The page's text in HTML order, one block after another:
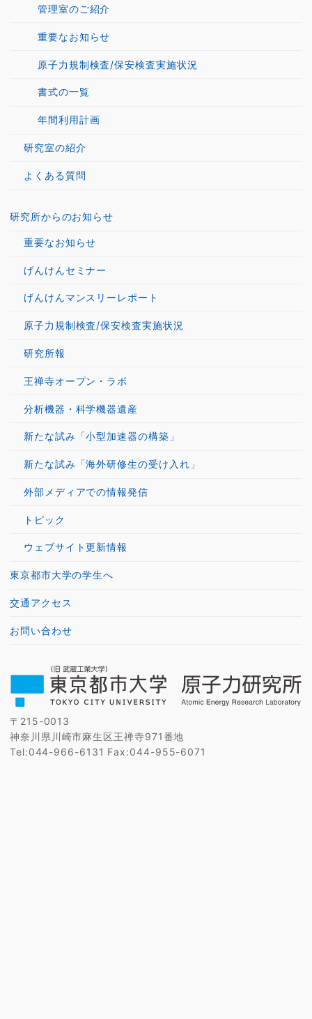
管理室のご紹介
重要なお知らせ
原子力規制検査/保安検査実施状況
書式の一覧
年間利用計画
研究室の紹介
よくある質問
研究所からのお知らせ
重要なお知らせ
げんけんセミナー
げんけんマンスリーレポート
原子力規制検査/保安検査実施状況
研究所報
王禅寺オープン・ラボ
分析機器・科学機器遺産
新たな試み「小型加速器の構築」
新たな試み「海外研修生の受け入れ」
外部メディアでの情報発信
トピック
ウェブサイト更新情報
東京都市大学の学生へ
交通アクセス
お問い合わせ
〒215-0013
神奈川県川崎市麻生区王禅寺971番地
Tel:044-966-6131 Fax:044-955-6071